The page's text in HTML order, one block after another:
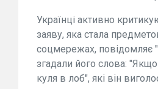
Українці активно
заяву, яка стала
соцмережах, повідомляє
згадали його слова:
куля в лоб", які він